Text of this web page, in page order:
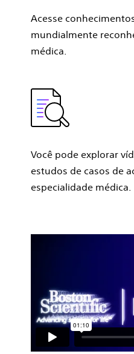
Acesse
mundialmente
médica.
Você pode explorar
estudos de casos de
especialidade médica.